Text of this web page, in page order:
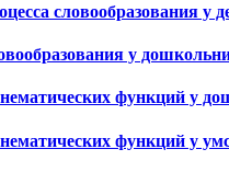
словообразования у
у
функций у
функций у